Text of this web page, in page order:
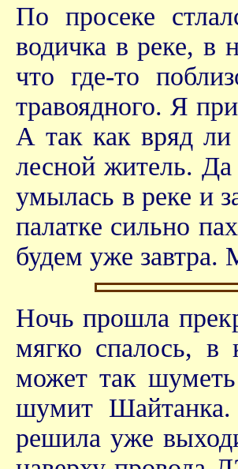
По просеке
водичка в реке, в
что где-то
травоядного. Я
А так как вряд ли
лесной житель.
умылась в реке и
палатке сильно
будем уже завтра.
Ночь прошла
мягко спалось, в
может так
шумит Шайтанка.
решила уже